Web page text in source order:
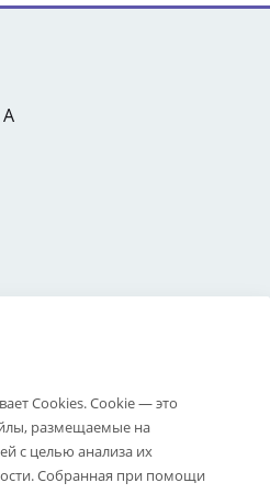
А
Cookies. Cookie — это
размещаемые на
с целью анализа их
Собранная при помощи